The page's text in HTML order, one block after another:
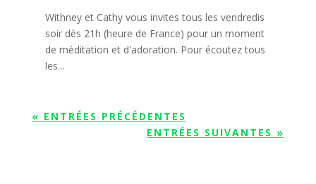
Withney et Cathy vous invites tous les vendredis
soir dès 21h (heure de France) pour un moment
de méditation et d'adoration. Pour écoutez tous
les...
« ENTRÉES PRÉCÉDENTES
ENTRÉES SUIVANTES »